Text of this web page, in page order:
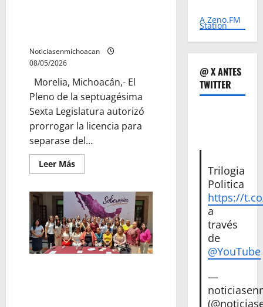
y
Noticiasenmichoacan
08/05/2026
Morelia, Michoacán,- El
Pleno de la septuagésima
Sexta Legislatura autorizó
prorrogar la licencia para
separase del...
Leer MásLeer
más
Autoriza
76
Legislatura
ampliar
licencia
para
separase
del
A Zeno.FM
Station
@ X ANTES
TWITTER
Trilogia
Politica
https://
a
través
de
@YouTube
—